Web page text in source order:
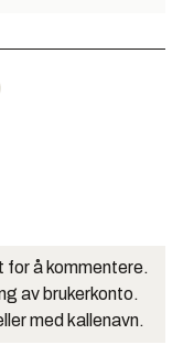
å kommentere.
av brukerkonto.
med kallenavn.